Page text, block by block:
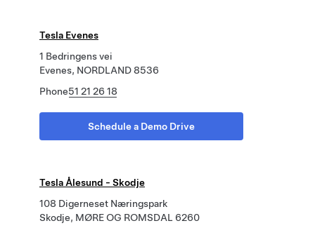
Tesla Evenes
1 Bedringens vei
Evenes, NORDLAND 8536
Phone51 21 26 18
Schedule a Demo Drive
Tesla Ålesund - Skodje
108 Digerneset Næringspark
Skodje, MØRE OG ROMSDAL 6260